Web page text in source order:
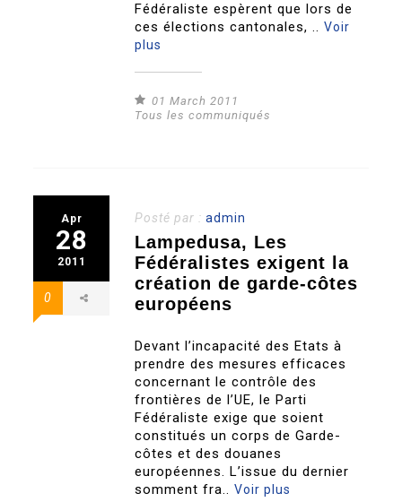
Fédéraliste espèrent que lors de
ces élections cantonales, ..Voir
plus
01 March 2011
Tous les communiqués
Apr
28
2011
0
Posté par :admin
Lampedusa, Les
Fédéralistes exigent la
création de garde-côtes
européens
Devant l’incapacité des Etats à
prendre des mesures efficaces
concernant le contrôle des
frontières de l’UE, le Parti
Fédéraliste exige que soient
constitués un corps de Garde-
côtes et des douanes
européennes. L’issue du dernier
somment fra..Voir plus